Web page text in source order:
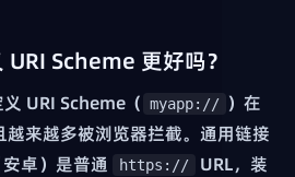
Scheme 更好吗？
URI Scheme（ myapp:// ）在
来越多被浏览器拦截。通用链接
卓）是普通
https://
URL，装